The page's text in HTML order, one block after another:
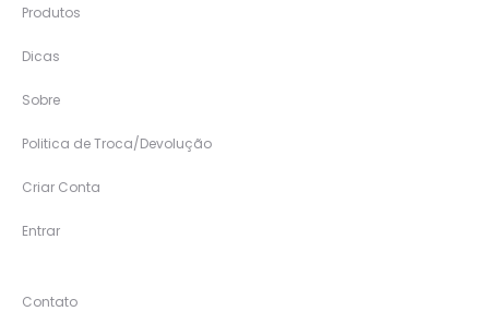
Produtos
Dicas
Sobre
Politica de Troca/Devolução
Criar Conta
Entrar
Contato